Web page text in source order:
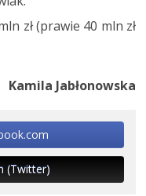
zł (prawie 40 mln zł
Kamila Jabłonowska
(Twitter)